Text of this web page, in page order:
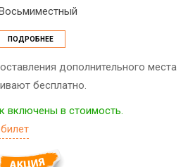
ПОДРОБНЕЕ
дополнительного места
бесплатно.
включены в стоимость.